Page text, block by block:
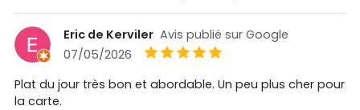
Eric de Kerviler Avis publié sur Google
07/05/2026
Plat du jour très bon et abordable. Un peu plus cher pour
la carte.